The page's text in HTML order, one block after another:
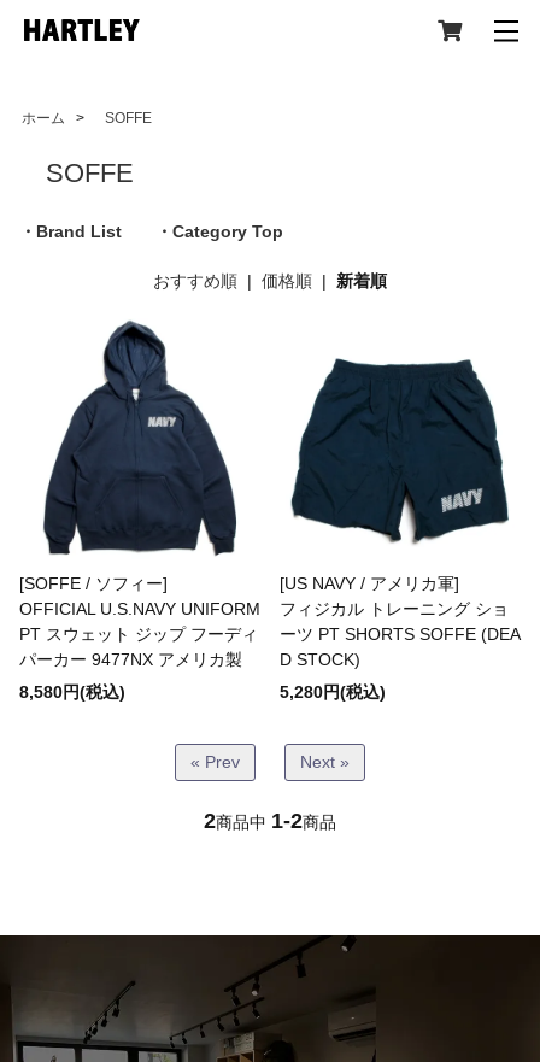
ホーム > SOFFE
SOFFE
・Brand List ・Category Top
おすすめ順 | 価格順 | 新着順
[SOFFE / ソフィー]
OFFICIAL U.S.NAVY UNIFORM
PT スウェット ジップ フーディ
パーカー 9477NX アメリカ製
8,580円(税込)
[US NAVY / アメリカ軍]
フィジカル トレーニング ショ
ーツ PT SHORTS SOFFE (DEA
D STOCK)
5,280円(税込)
« Prev Next »
2商品中 1-2商品
Tops(トップス)
Jacket,Coat(ジャケット,コート)
Headwear(キャップ,ハット等)
Accessories(ファッション小物)